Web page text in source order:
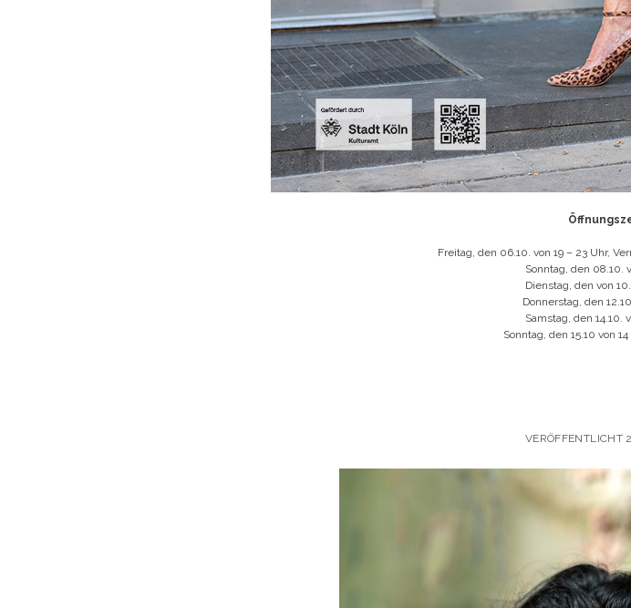
Freitag, den 06.10. von 19 – 23 Uhr,
Sonntag, den 08.10.
Dienstag, den von
Donnerstag, den
Samstag, den 14.10.
Sonntag, den 15.10 von
VERÖFFENTLICHT